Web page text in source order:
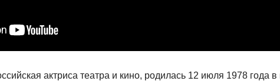
актриса театра и кино, родилась 12 июля 1978 года